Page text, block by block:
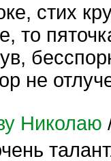
стих
то
не
Николаю